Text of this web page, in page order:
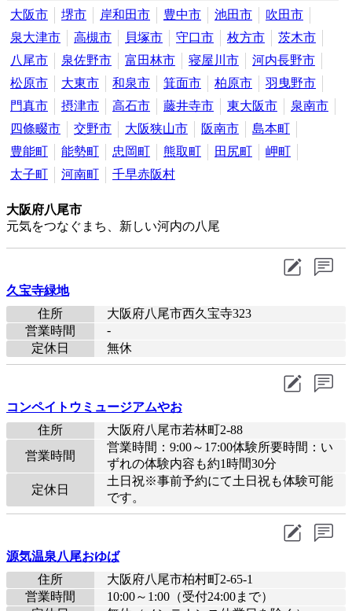
大阪市 堺市 岸和田市 豊中市 池田市
吹田市
泉大津市
高槻市 貝塚市 守口市 枚方市
茨木市
八尾市
泉佐野市 富田林市 寝屋川市
河内長野市
松原市
大東市 和泉市 箕面市 柏原市
羽曳野市
門真市
摂津市 高石市 藤井寺市 東大阪市
泉南市
四條畷市
交野市 大阪狭山市 阪南市
島本町
豊能町
能勢町 忠岡町 熊取町 田尻町
岬町
太子町
河南町 千早赤阪村
大阪府八尾市
元気をつなぐまち、新しい河内の八尾
久宝寺緑地
住所
大阪府八尾市西久宝寺323
営業時間
-
定休日
無休
コンペイトウミュージアムやお
住所
大阪府八尾市若林町2-88
営業時間
営業時間：9:00～17:00体験所要時間：い
ずれの体験内容も約1時間30分
定休日
土日祝※事前予約にて土日祝も体験可能
です。
源気温泉八尾おゆば
住所
大阪府八尾市柏村町2-65-1
営業時間
10:00～1:00（受付24:00まで）